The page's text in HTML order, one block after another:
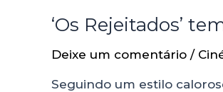
‘Os Rejeitados’
Deixe um comentário /
Seguindo um estilo